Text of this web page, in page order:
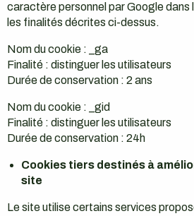
caractère personnel par Google dans
les finalités décrites ci-dessus.
Nom du cookie : _ga
Finalité : distinguer les utilisateurs
Durée de conservation : 2 ans
Nom du cookie : _gid
Finalité : distinguer les utilisateurs
Durée de conservation : 24h
Cookies tiers destinés à
site
Le site utilise certains services